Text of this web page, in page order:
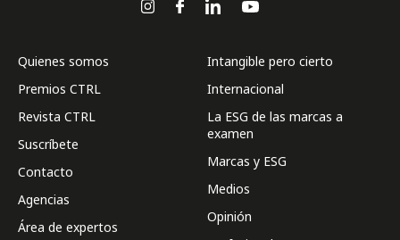
Quienes somos
Premios CTRL
Revista CTRL
Suscríbete
Contacto
Agencias
Área de expertos
Intangible pero cierto
Internacional
La ESG de las marcas a
examen
Marcas y ESG
Medios
Opinión